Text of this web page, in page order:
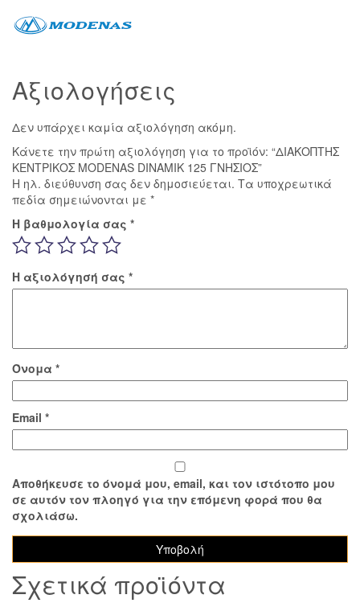
ΓΝΗΣΙΟΣ
ποσότητα
Αξιολογήσεις
Δεν υπάρχει καμία αξιολόγηση ακόμη.
Κάνετε την πρώτη αξιολόγηση για το προϊόν: “ΔΙΑΚΟΠΤΗΣ
ΚΕΝΤΡΙΚΟΣ MODENAS DINAMIK 125 ΓΝΗΣΙΟΣ”
Η ηλ. διεύθυνση σας δεν δημοσιεύεται. Τα υποχρεωτικά
πεδία σημειώνονται με *
Η βαθμολογία σας *
Η αξιολόγησή σας *
Όνομα *
Email *
Αποθήκευσε το όνομά μου, email, και τον ιστότοπο μου
σε αυτόν τον πλοηγό για την επόμενη φορά που θα
σχολιάσω.
Σχετικά προϊόντα